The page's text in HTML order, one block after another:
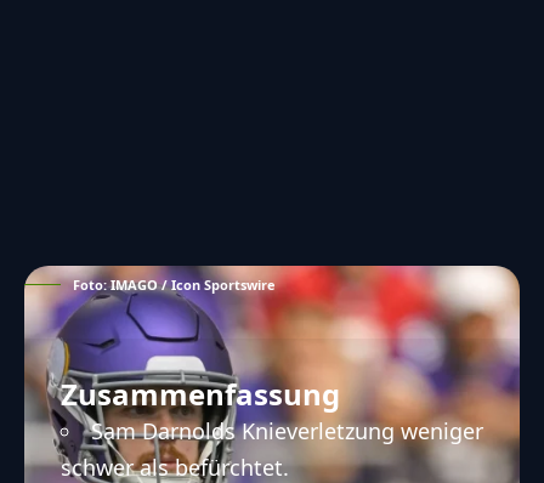
Foto: IMAGO / Icon Sportswire
Zusammenfassung
Sam Darnolds Knieverletzung weniger
schwer als befürchtet.